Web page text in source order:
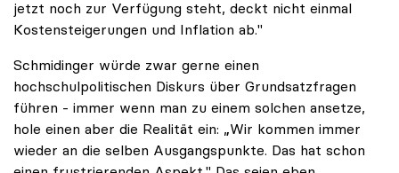
jetzt noch zur Verfügung steht, deckt nicht einmal
Kostensteigerungen und Inflation ab."
Schmidinger würde zwar gerne einen
hochschulpolitischen Diskurs über Grundsatzfragen
führen - immer wenn man zu einem solchen ansetze,
hole einen aber die Realität ein: „Wir kommen immer
wieder an die selben Ausgangspunkte. Das hat schon